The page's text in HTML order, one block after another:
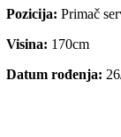
Pozicija: Primač
Visina: 170cm
Datum rođenja: